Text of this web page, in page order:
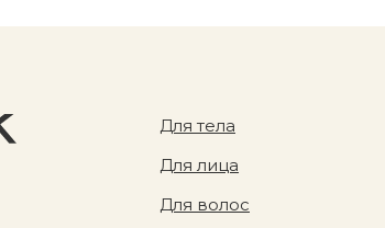
Для тела
Для лица
Для волос